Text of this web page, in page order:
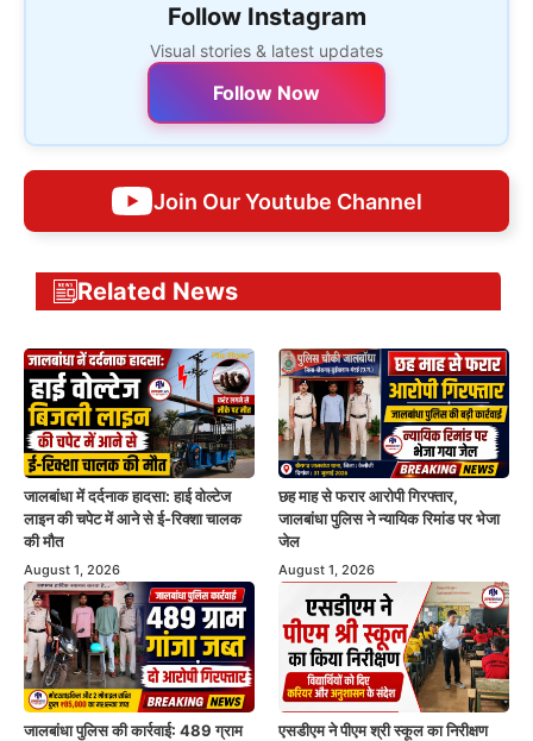
Follow Instagram
Visual stories & latest updates
Follow Now
Join Our Youtube Channel
Related News
जालबांधा में दर्दनाक हादसा: हाई वोल्टेज
लाइन की चपेट में आने से ई-रिक्शा चालक
की मौत
August 1, 2026
छह माह से फरार आरोपी गिरफ्तार,
जालबांधा पुलिस ने न्यायिक रिमांड पर भेजा
जेल
August 1, 2026
जालबांधा पुलिस की कार्रवाई: 489 ग्राम
एसडीएम ने पीएम श्री स्कूल का निरीक्षण